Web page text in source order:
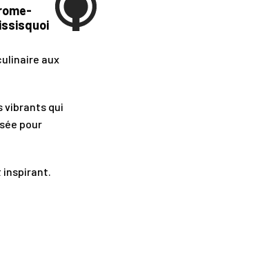
aux
vibrants qui
pour
inspirant.